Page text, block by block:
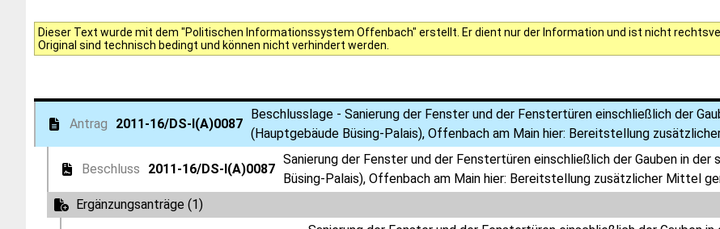
Dieser Text wurde mit dem "Politischen Informationssystem Offenbach" erstellt. Er dient nur der Information und ist nicht
Original sind technisch bedingt und können nicht verhindert werden.
Antrag 2011-16/DS-I(A)0087
Beschlusslage - Sanierung der Fenster und der Fenstertüren einschließlich der
(Hauptgebäude Büsing-Palais), Offenbach am Main hier: Bereitstellung
Beschluss 2011-16/DS-I(A)0087
Sanierung der Fenster und der Fenstertüren einschließlich der Gauben in
Büsing-Palais), Offenbach am Main hier: Bereitstellung zusätzlicher Mittel
Ergänzungsanträge (1)